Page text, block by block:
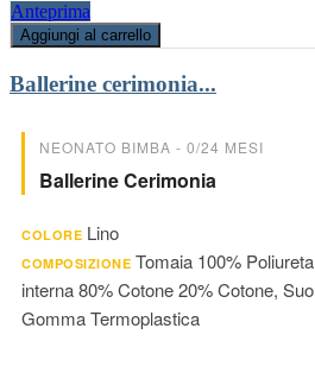
Anteprima
Aggiungi al carrello
Ballerine cerimonia...
NEONATO BIMBA - 0/24 MESI
Ballerine Cerimonia
COLORE Lino
COMPOSIZIONE Tomaia 100%
interna 80% Cotone 20% Cotone,
Gomma Termoplastica